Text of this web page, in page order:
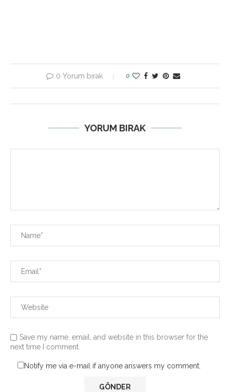
0 Yorum bırak 0
YORUM BIRAK
Save my name, email, and website in this browser for the
next time I comment.
Notify me via e-mail if anyone answers my comment.